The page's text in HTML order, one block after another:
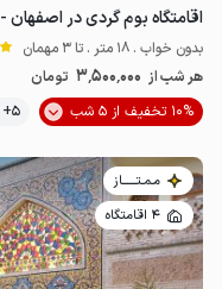
اقامتگاه بوم گردی در اصفهان - ۲ تخته دبل
بدون خواب . 18 متر . تا 3 مهمان
هر شب از 3٬500٬000 تومان
10% تخفیف از 5 شب
5+ رزرو موفق
مـمـتــــــاز
4 اقامتگاه